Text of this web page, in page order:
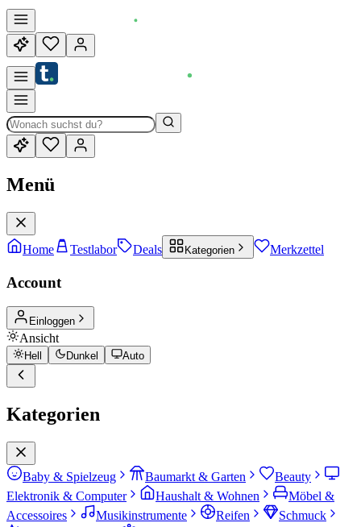
Menü
Home Testlabor Deals Kategorien Merkzettel
Account
Einloggen
Ansicht
Hell Dunkel Auto
Kategorien
Baby & Spielzeug Baumarkt & Garten
Beauty
Elektronik & Computer
Haushalt & Wohnen
Möbel &
Accessoires
Musikinstrumente Reifen
Schmuck